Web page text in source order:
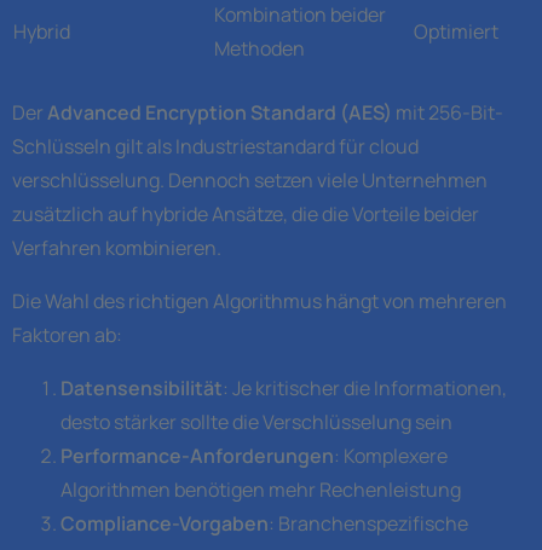
Hybrid
Kombination beider
Methoden
Optimiert
DerAdvanced Encryption Standard (AES) mit 256-Bit-
Schlüsseln gilt als Industriestandard für cloud
verschlüsselung. Dennoch setzen viele Unternehmen
zusätzlich auf hybride Ansätze, die die Vorteile beider
Verfahren kombinieren.
Die Wahl des richtigen Algorithmus hängt von mehreren
Faktoren ab:
Datensensibilität: Je kritischer die Informationen,
desto stärker sollte die Verschlüsselung sein
Performance-Anforderungen: Komplexere
Algorithmen benötigen mehr Rechenleistung
Compliance-Vorgaben: Branchenspezifische